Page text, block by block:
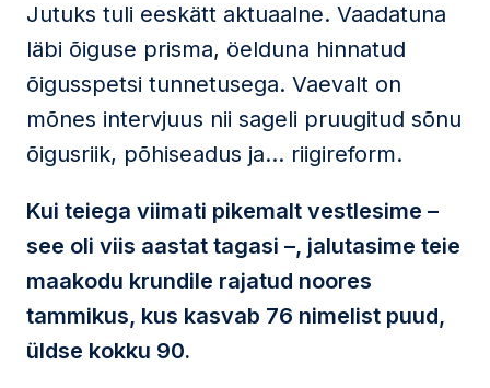
Jutuks tuli eeskätt aktuaalne. Vaadatuna
läbi õiguse prisma, öelduna hinnatud
õigusspetsi tunnetusega. Vaevalt on
mõnes intervjuus nii sageli pruugitud sõnu
õigusriik, põhiseadus ja… riigireform.
Kui teiega viimati pikemalt vestlesime –
see oli viis aastat tagasi –, jalutasime teie
maakodu krundile rajatud noores
tammikus, kus kasvab 76 nimelist puud,
üldse kokku 90.